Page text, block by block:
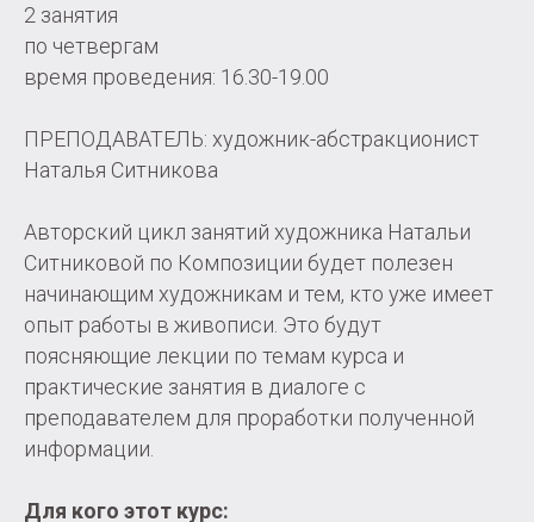
2 занятия
по четвергам
время проведения: 16.30-19.00
ПРЕПОДАВАТЕЛЬ: художник-абстракционист
Наталья Ситникова
Авторский цикл занятий художника Натальи
Ситниковой по Композиции будет полезен
начинающим художникам и тем, кто уже имеет
опыт работы в живописи. Это будут
поясняющие лекции по темам курса и
практические занятия в диалоге с
преподавателем для проработки полученной
информации.
Для кого этот курс: